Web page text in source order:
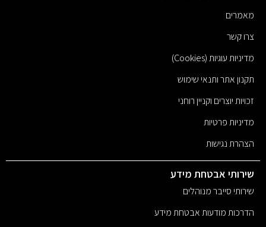
מאמרים
צרו קשר
מדיניות עוגיות (Cookies)
תקנון אתר ותנאי שימוש
זכויות יוצרים וקניין רוחני
מדיניות פרטיות
הצהרת נגישות
שירותי אבטחת מידע
שירותי סייבר מנוהלים
הדרכות מודעות אבטחת מידע